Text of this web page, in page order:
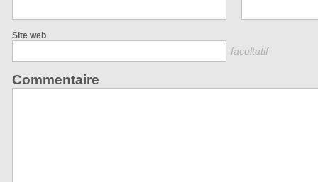
Site web
facultatif
Commentaire